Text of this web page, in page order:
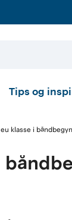
Tips og
klasse i